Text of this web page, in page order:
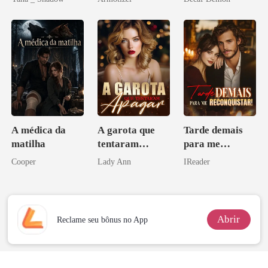
CONTRATO
DE SANGUE
A médica da
matilha
Cooper
A garota que
tentaram
apagar
Lady Ann
Tarde demais
para me
reconquistar!
IReader
Reclame seu bônus no App Abrir